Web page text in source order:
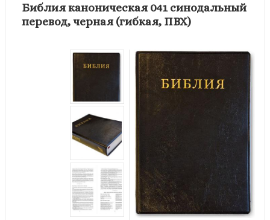
Библия каноническая 041 синодальный
перевод, черная (гибкая, ПВХ)